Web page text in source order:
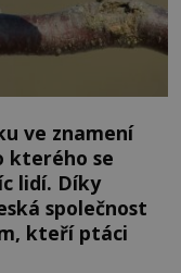
ve znamení
kterého se
lidí. Díky
společnost
kteří ptáci